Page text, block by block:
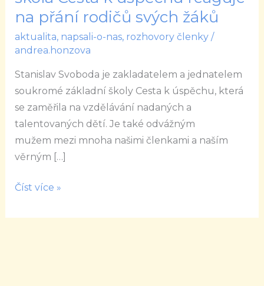
na přání rodičů svých žáků
aktualita, napsali-o-nas, rozhovory členky/
andrea.honzova
Stanislav Svoboda je zakladatelem a jednatelem
soukromé základní školy Cesta k úspěchu, která
se zaměřila na vzdělávání nadaných a
talentovaných dětí. Je také odvážným
mužem mezi mnoha našimi členkami a naším
věrným […]
Cesta
k
reaguje
na
přání
rodičů
svých
žáků
Číst více »